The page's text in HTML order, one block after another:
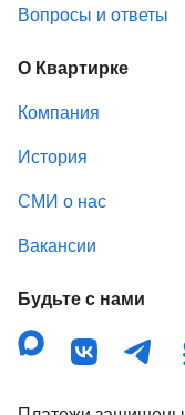
Вопросы и ответы
О Квартирке
Компания
История
СМИ о нас
Вакансии
Будьте с нами